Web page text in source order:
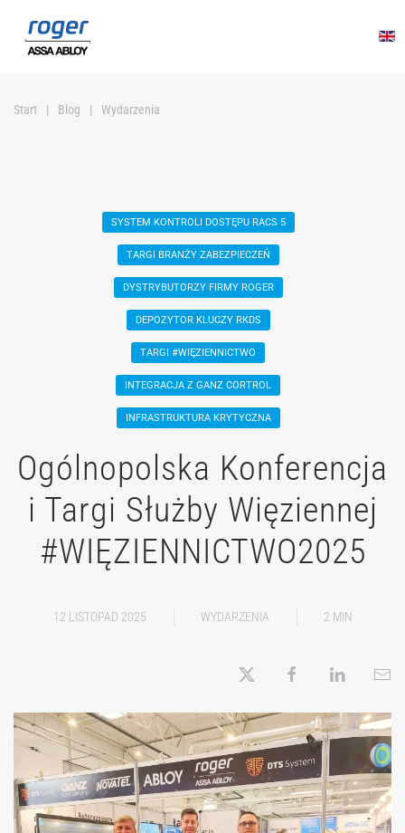
Przejdź do głównej treści
Start Blog Wydarzenia
SYSTEM KONTROLI DOSTĘPU RACS 5
TARGI BRANŻY ZABEZPIECZEŃ
DYSTRYBUTORZY FIRMY ROGER
DEPOZYTOR KLUCZY RKDS
TARGI #WIĘZIENNICTWO
INTEGRACJA Z GANZ CORTROL
INFRASTRUKTURA KRYTYCZNA
Ogólnopolska Konferencja
i Targi Służby Więziennej
#WIĘZIENNICTWO2025
12 LISTOPAD 2025 WYDARZENIA 2 MIN